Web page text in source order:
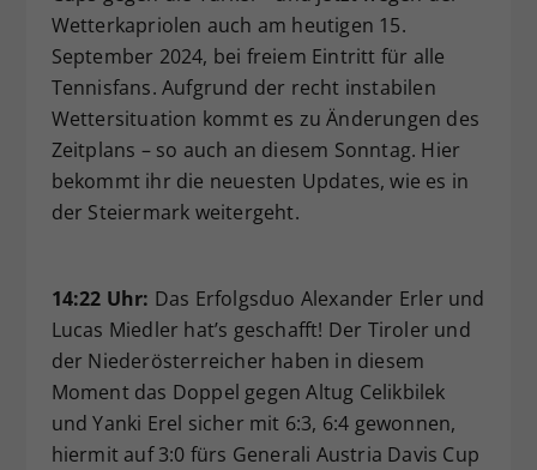
Wetterkapriolen auch am heutigen 15.
September 2024, bei freiem Eintritt für alle
Tennisfans. Aufgrund der recht instabilen
Wettersituation kommt es zu Änderungen des
Zeitplans – so auch an diesem Sonntag. Hier
bekommt ihr die neuesten Updates, wie es in
der Steiermark weitergeht.
14:22 Uhr: Das Erfolgsduo Alexander Erler und
Lucas Miedler hat’s geschafft! Der Tiroler und
der Niederösterreicher haben in diesem
Moment das Doppel gegen Altug Celikbilek
und Yanki Erel sicher mit 6:3, 6:4 gewonnen,
hiermit auf 3:0 fürs Generali Austria Davis Cup
Zweck
Dieser Wert speichert Ihre Consent-
Einstellungen. Unter anderem eine
zufällig generierte ID, für die
historische Speicherung Ihrer
vorgenommen Einstellungen, falls der
Webseiten-Betreiber dies eingestellt
hat.